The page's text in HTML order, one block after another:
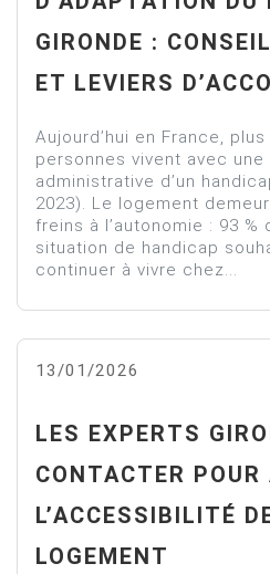
GIRONDE :
ET LEVIERS
Aujourd’hui en France,
personnes vivent avec
administrative d’un
2023). Le logement
freins à l’autonomie : 93 %
situation de handicap
continuer à vivre chez...
13/01/2026
LES EXPERTS
CONTACTER POUR
L’ACCESSIBILITÉ
LOGEMENT